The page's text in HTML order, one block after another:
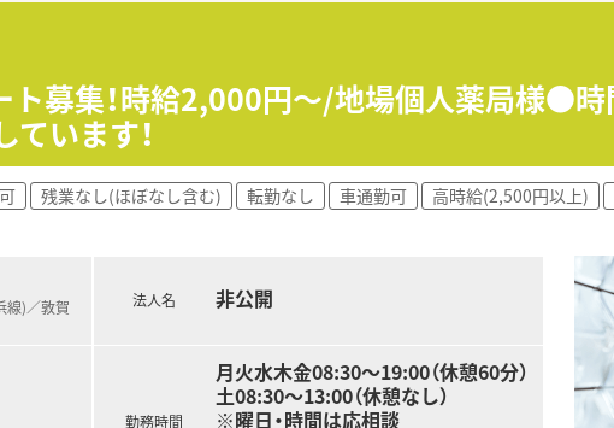
ており、互いに協力し合いながら和やかな雰囲気の中で日々の業務を
携を取り合っており、業務の負担を軽減できるサポート体制が構築
進めることができ、患者様へのより良いサービス提供に集中できる
ト募集！時給2,000円～/地場個人薬局様●
います！
残業なし(ほぼなし含む) 転勤なし 車通勤可 高時給(2,500円以上)
線)／敦賀 法人名 非公開
勤務時間
月火水木金08:30～19:00（休憩60分）
土08:30～13:00（休憩なし）
※曜日・時間は応相談